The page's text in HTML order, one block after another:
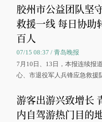
胶州市公益团队坚
救援一线 每日协助
百人
07/15 08:37 / 青岛晚报
7月10日、13日，本报连续报
心、市退役军人兵锋应急救援
游客出游兴致增长
内自驾游热门目的